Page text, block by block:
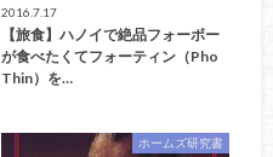
2016.7.17
【旅食】ハノイで絶品フォーボー
が食べたくてフォーティン（Pho
Thin）を…
ホームズ研究書